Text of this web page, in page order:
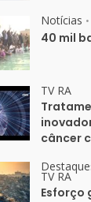
Notícias •
40 mil
TV RA
câncer
TV RA
Esforço